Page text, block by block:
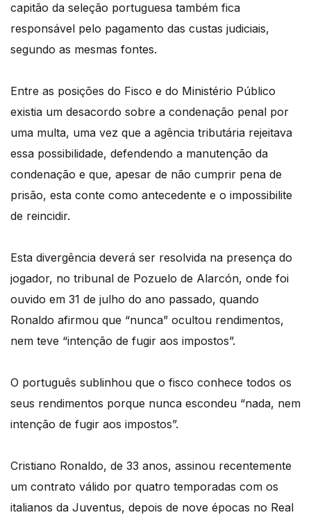
capitão da seleção portuguesa também fica
responsável pelo pagamento das custas judiciais,
segundo as mesmas fontes.
Entre as posições do Fisco e do Ministério Público
existia um desacordo sobre a condenação penal por
uma multa, uma vez que a agência tributária rejeitava
essa possibilidade, defendendo a manutenção da
condenação e que, apesar de não cumprir pena de
prisão, esta conte como antecedente e o impossibilite
de reincidir.
Esta divergência deverá ser resolvida na presença do
jogador, no tribunal de Pozuelo de Alarcón, onde foi
ouvido em 31 de julho do ano passado, quando
Ronaldo afirmou que “nunca” ocultou rendimentos,
nem teve “intenção de fugir aos impostos”.
O português sublinhou que o fisco conhece todos os
seus rendimentos porque nunca escondeu “nada, nem
intenção de fugir aos impostos”.
Cristiano Ronaldo, de 33 anos, assinou recentemente
um contrato válido por quatro temporadas com os
italianos da Juventus, depois de nove épocas no Real